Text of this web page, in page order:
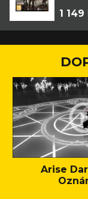
1 149
Arise